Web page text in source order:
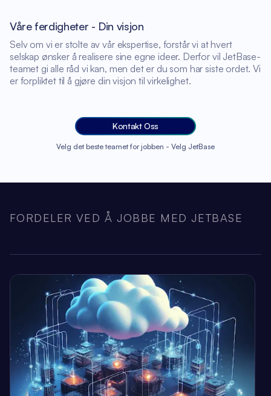
Våre ferdigheter - Din visjon
Selv om vi er stolte av vår ekspertise, forstår vi at hvert
selskap ønsker å realisere sine egne ideer. Derfor vil JetBase-
teamet gi alle råd vi kan, men det er du som har siste ordet. Vi
er forpliktet til å gjøre din visjon til virkelighet.
Kontakt Oss
Velg det beste teamet for jobben - Velg JetBase
FORDELER VED Å JOBBE MED JETBASE